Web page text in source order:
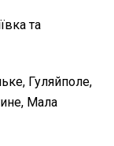
та
Гуляйполе,
Мала